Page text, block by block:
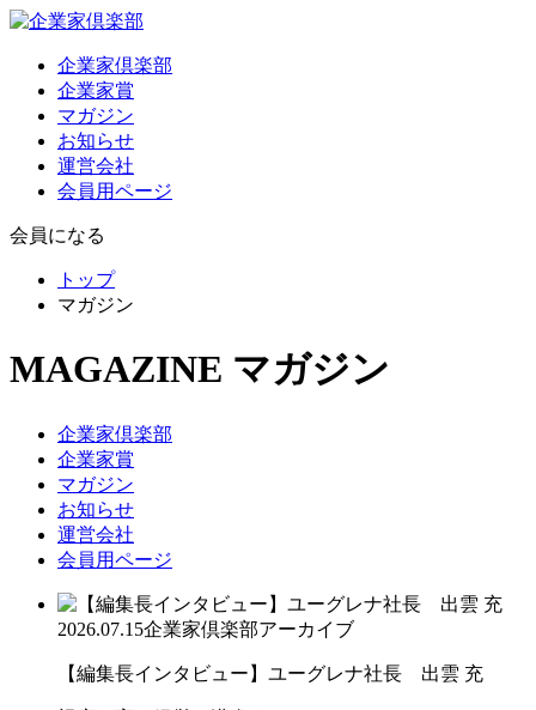
企業家倶楽部
企業家賞
マガジン
お知らせ
運営会社
会員用ページ
会員になる
トップ
マガジン
MAGAZINE マガジン
企業家倶楽部
企業家賞
マガジン
お知らせ
運営会社
会員用ページ
2026.07.15企業家倶楽部アーカイブ
【編集長インタビュー】ユーグレナ社長 出雲 充